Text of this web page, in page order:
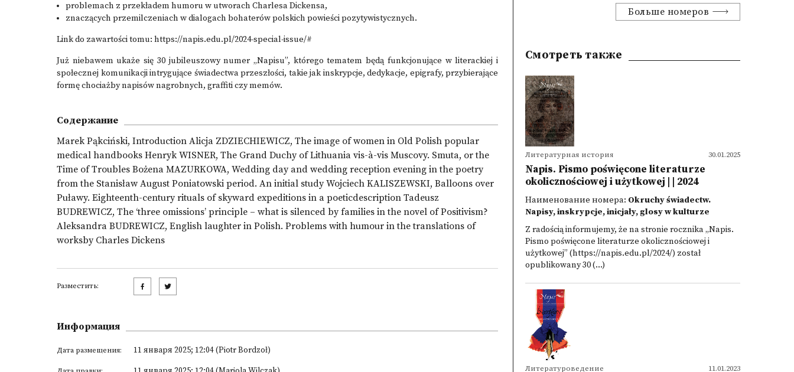
problemach z przekładem humoru w utworach Charlesa Dickensa,
znaczących przemilczeniach w dialogach bohaterów polskich powieści pozytywistycznych.
Link do zawartości tomu: https://napis.edu.pl/2024-special-issue/#
Już niebawem ukaże się 30 jubileuszowy numer „Napisu”, którego tematem będą funkcjonujące w literackiej i
społecznej komunikacji intrygujące świadectwa przeszłości, takie jak inskrypcje, dedykacje, epigrafy, przybierające
formę chociażby napisów nagrobnych, graffiti czy memów.
Содержание
Marek Pąkciński, Introduction Alicja ZDZIECHIEWICZ, The image of women in Old Polish popular
medical handbooks Henryk WISNER, The Grand Duchy of Lithuania vis-à-vis Muscovy. Smuta, or the
Time of Troubles Bożena MAZURKOWA, Wedding day and wedding reception evening in the poetry
from the Stanisław August Poniatowski period. An initial study Wojciech KALISZEWSKI, Balloons over
Puławy. Eighteenth-century rituals of skyward expeditions in a poeticdescription Tadeusz
BUDREWICZ, The ‘three omissions’ principle – what is silenced by families in the novel of Positivism?
Aleksandra BUDREWICZ, English laughter in Polish. Problems with humour in the translations of
worksby Charles Dickens
Разместить:
Информация
Дата размещения: 11 января 2025; 12:04 (Piotr Bordzoł)
Больше номеров
Смотреть также
30.01.2025
Литературная история
Napis. Pismo poświęcone literaturze
okolicznościowej i użytkowej | | 2024
Наименование номера: Okruchy świadectw.
Napisy, inskrypcje, inicjały, glosy w kulturze
Z radością informujemy, że na stronie rocznika „Napis.
Pismo poświęcone literaturze okolicznościowej i
użytkowej” (https://napis.edu.pl/2024/) został
opublikowany 30 (...)
11.01.2023
Литературоведение